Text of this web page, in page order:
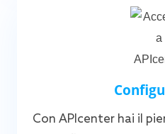
Con APIcenter hai il